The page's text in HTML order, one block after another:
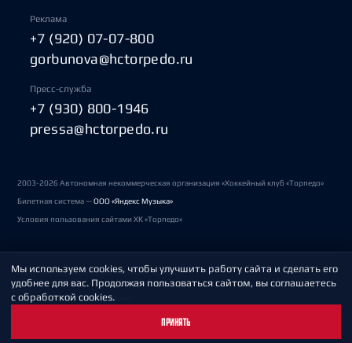
Реклама
+7 (920) 07-07-800
gorbunova@hctorpedo.ru
Пресс-служба
+7 (930) 800-1946
pressa@hctorpedo.ru
2003-2026 Автономная некоммерческая организация «Хоккейный клуб «Торпедо»
Билетная система —ООО «Яндекс Музыка»
Условия пользования сайтами ХК «Торпедо»
Политика обработки персональных данных
Пользовательское соглашение
Мы используем cookies, чтобы улучшить работу сайта и сделать его
удобнее для вас. Продолжая пользоваться сайтом, вы соглашаетесь
с обработкой cookies.
ПРИНЯТЬ